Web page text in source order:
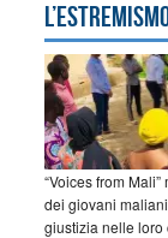
“Voices from
dei giovani
giustizia nelle loro